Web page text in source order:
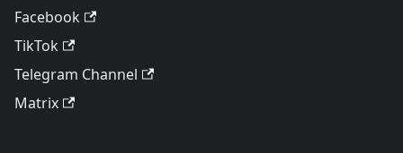
Facebook
TikTok
Telegram Channel
Matrix